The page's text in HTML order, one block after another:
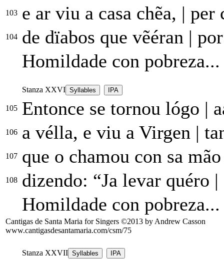
103 e ar viu a casa chẽa, | per
104 de dïabos que vẽéran |
Homildade con pobreza...
Stanza XXVI Syllables IPA
105 Entonce se tornou lógo |
106 a vélla, e viu a Virgen |
107 que o chamou con sa
108 dizendo: “Ja levar quéro |
Homildade con pobreza...
Cantigas de Santa Maria for Singers ©2013 by Andrew Casson
www.cantigasdesantamaria.com/csm/75
Stanza XXVII Syllables IPA